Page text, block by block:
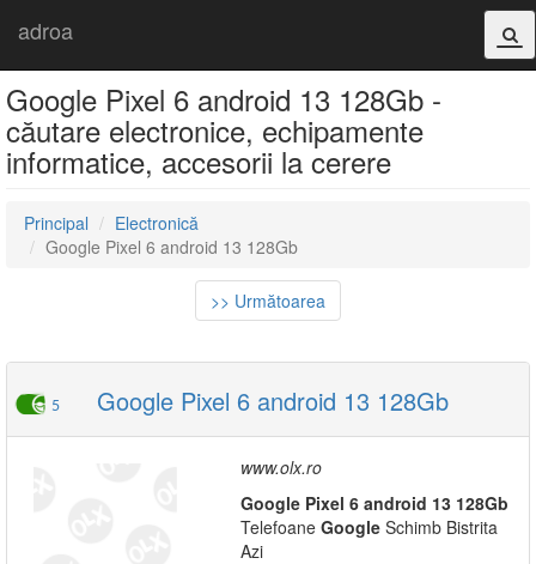
adroa
Google Pixel 6 android 13 128Gb -
căutare electronice, echipamente
informatice, accesorii la cerere
Principal
Electronică
Google Pixel 6 android 13 128Gb
>> Următoarea
5 Google Pixel 6 android 13 128Gb
www.olx.ro
Google Pixel 6 android 13 128Gb
Telefoane Google Schimb Bistrita
Azi